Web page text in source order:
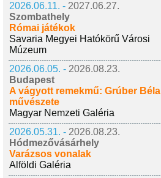
2026.06.11. - 2027.06.27.
Szombathely
Római játékok
Savaria Megyei Hatókörű Városi
Múzeum
2026.06.05. - 2026.08.23.
Budapest
A vágyott remekmű: Grúber Béla
művészete
Magyar Nemzeti Galéria
2026.05.31. - 2026.08.23.
Hódmezővásárhely
Varázsos vonalak
Alföldi Galéria